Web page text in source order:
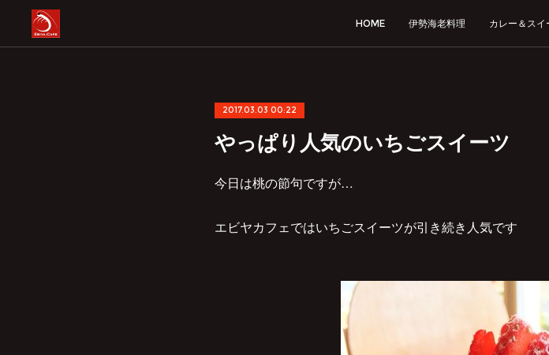
HOME 伊勢海老料理 カレー＆スイ
2017.03.03 00:22
やっぱり人気のいちごスイーツ
今日は桃の節句ですが…
エビヤカフェではいちごスイーツが引き続き人気です